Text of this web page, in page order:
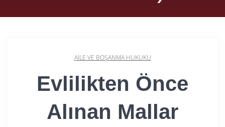
AILE VE BOŞANMA HUKUKU
Evlilikten Önce
Alınan Mallar